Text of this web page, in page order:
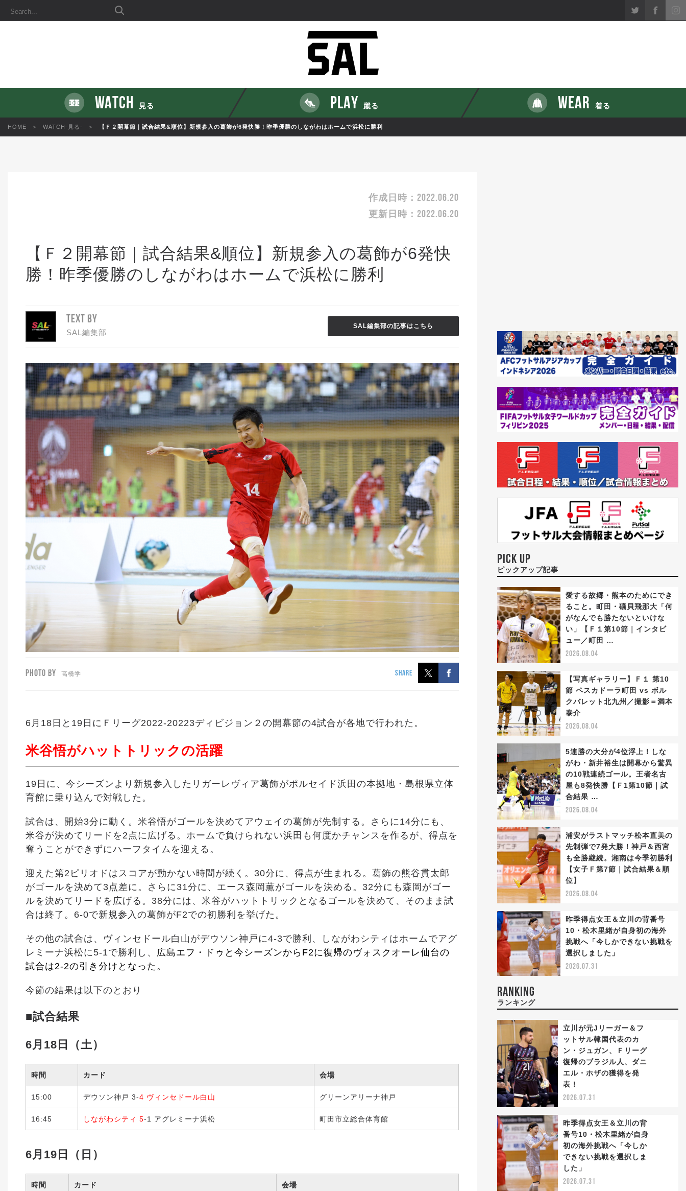
WATCH 見る PLAY 蹴る WEAR 着る
HOME WATCH-見る- 【Ｆ２開幕節｜試合結果&順位】新規参入の葛飾が6発快勝！昨季優勝のしながわはホームで浜松に勝利
作成日時： 2022.06.20
更新日時： 2022.06.20
【Ｆ２開幕節｜試合結果&順位】新規参入の葛飾が6発快
勝！昨季優勝のしながわはホームで浜松に勝利
TEXT BY
SAL編集部
SAL編集部の記事はこちら
PHOTO BY 高橋学 SHARE
6月18日と19日にＦリーグ2022-20223ディビジョン２の開幕節の4試合が各地で行われた。
米谷悟がハットトリックの活躍
19日に、今シーズンより新規参入したリガーレヴィア葛飾がポルセイド浜田の本拠地・島根県立体
育館に乗り込んで対戦した。
試合は、開始3分に動く。米谷悟がゴールを決めてアウェイの葛飾が先制する。さらに14分にも、
米谷が決めてリードを2点に広げる。ホームで負けられない浜田も何度かチャンスを作るが、得点を
奪うことができずにハーフタイムを迎える。
迎えた第2ピリオドはスコアが動かない時間が続く。30分に、得点が生まれる。葛飾の熊谷貫太郎
がゴールを決めて3点差に。さらに31分に、エース森岡薫がゴールを決める。32分にも森岡がゴー
ルを決めてリードを広げる。38分には、米谷がハットトリックとなるゴールを決めて、そのまま試
合は終了。6-0で新規参入の葛飾がF2での初勝利を挙げた。
その他の試合は、ヴィンセドール白山がデウソン神戸に4-3で勝利、しながわシティはホームでアグ
レミーナ浜松に5-1で勝利し、 広島エフ・ドゥと今シーズンからF2に復帰のヴォスクオーレ仙台の
試合は2-2の引き分けとなった。
今節の結果は以下のとおり
■試合結果
6月18日（土）
時間 カード 会場
15:00 デウソン神戸 3-4 ヴィンセドール白山 グリーンアリーナ神戸
16:45 しながわシティ 5-1 アグレミーナ浜松 町田市立総合体育館
6月19日（日）
時間 カード 会場
PICK UP
ピックアップ記事
愛する故郷・熊本のためにでき
ること。町田・礒貝飛那大「何
がなんでも勝たないといけな
い」【Ｆ１第10節｜インタビ
ュー／町田 …
2026.08.04
【写真ギャラリー】Ｆ１ 第10
節 ペスカドーラ町田 vs ボル
クバレット北九州／撮影＝満本
泰介
2026.08.04
5連勝の大分が4位浮上！しな
がわ・新井裕生は開幕から驚異
の10戦連続ゴール。王者名古
屋も8発快勝【Ｆ1第10節｜試
合結果 …
2026.08.04
浦安がラストマッチ松本直美の
先制弾で7発大勝！神戸＆西宮
も全勝継続。湘南は今季初勝利
【女子Ｆ第7節｜試合結果＆順
位】
2026.08.04
昨季得点女王＆立川の背番号
10・松木里緒が自身初の海外
挑戦へ「今しかできない挑戦を
選択しました」
2026.07.31
RANKING
ランキング
立川が元Jリーガー＆フ
ットサル韓国代表のカ
ン・ジュガン、Ｆリーグ
復帰のブラジル人、ダニ
エル・ホザの獲得を発
表！
2026.07.31
昨季得点女王＆立川の背
番号10・松木里緒が自身
初の海外挑戦へ「今しか
できない挑戦を選択しま
した」
2026.07.31